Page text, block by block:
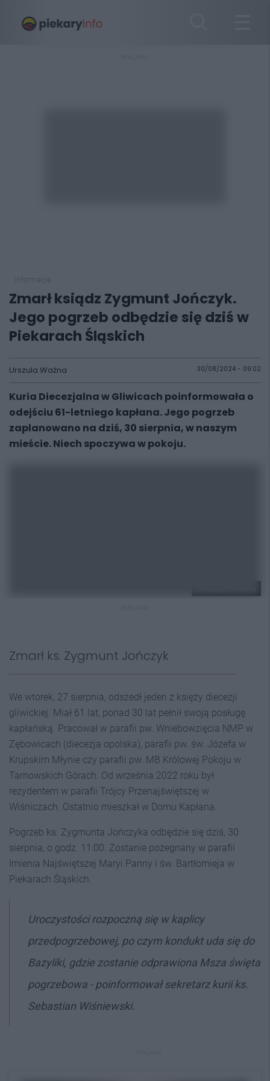
Zmarł ksiądz Zygmunt Jończyk.
Jego pogrzeb odbędzie się dziś w
Piekarach Śląskich
Urszula Ważna 30/08/2024 - 09:02
Kuria Diecezjalna w Gliwicach poinformowała o
odejściu 61-letniego kapłana. Jego pogrzeb
zaplanowano na dziś, 30 sierpnia, w naszym
mieście. Niech spoczywa w pokoju.
Zmarł ks. Zygmunt Jończyk
We wtorek, 27 sierpnia, odszedł jeden z księży diecezji
gliwickiej. Miał 61 lat, ponad 30 lat pełnił swoją posługę
kapłańską. Pracował w parafii pw. Wniebowzięcia NMP w
Zębowicach (diecezja opolska), parafii pw. św. Józefa w
Krupskim Młynie czy parafii pw. MB Królowej Pokoju w
Tarnowskich Górach. Od września 2022 roku był
rezydentem w parafii Trójcy Przenajświętszej w
Wiśniczach. Ostatnio mieszkał w Domu Kapłana.
Pogrzeb ks. Zygmunta Jończyka odbędzie się dziś, 30
sierpnia, o godz. 11:00. Zostanie pożegnany w parafii
Imienia Najświętszej Maryi Panny i św. Bartłomieja w
Piekarach Śląskich.
Uroczystości rozpoczną się w kaplicy
przedpogrzebowej, po czym kondukt uda się do
Bazyliki, gdzie zostanie odprawiona Msza święta
pogrzebowa - poinformował sekretarz kurii ks.
Sebastian Wiśniewski.